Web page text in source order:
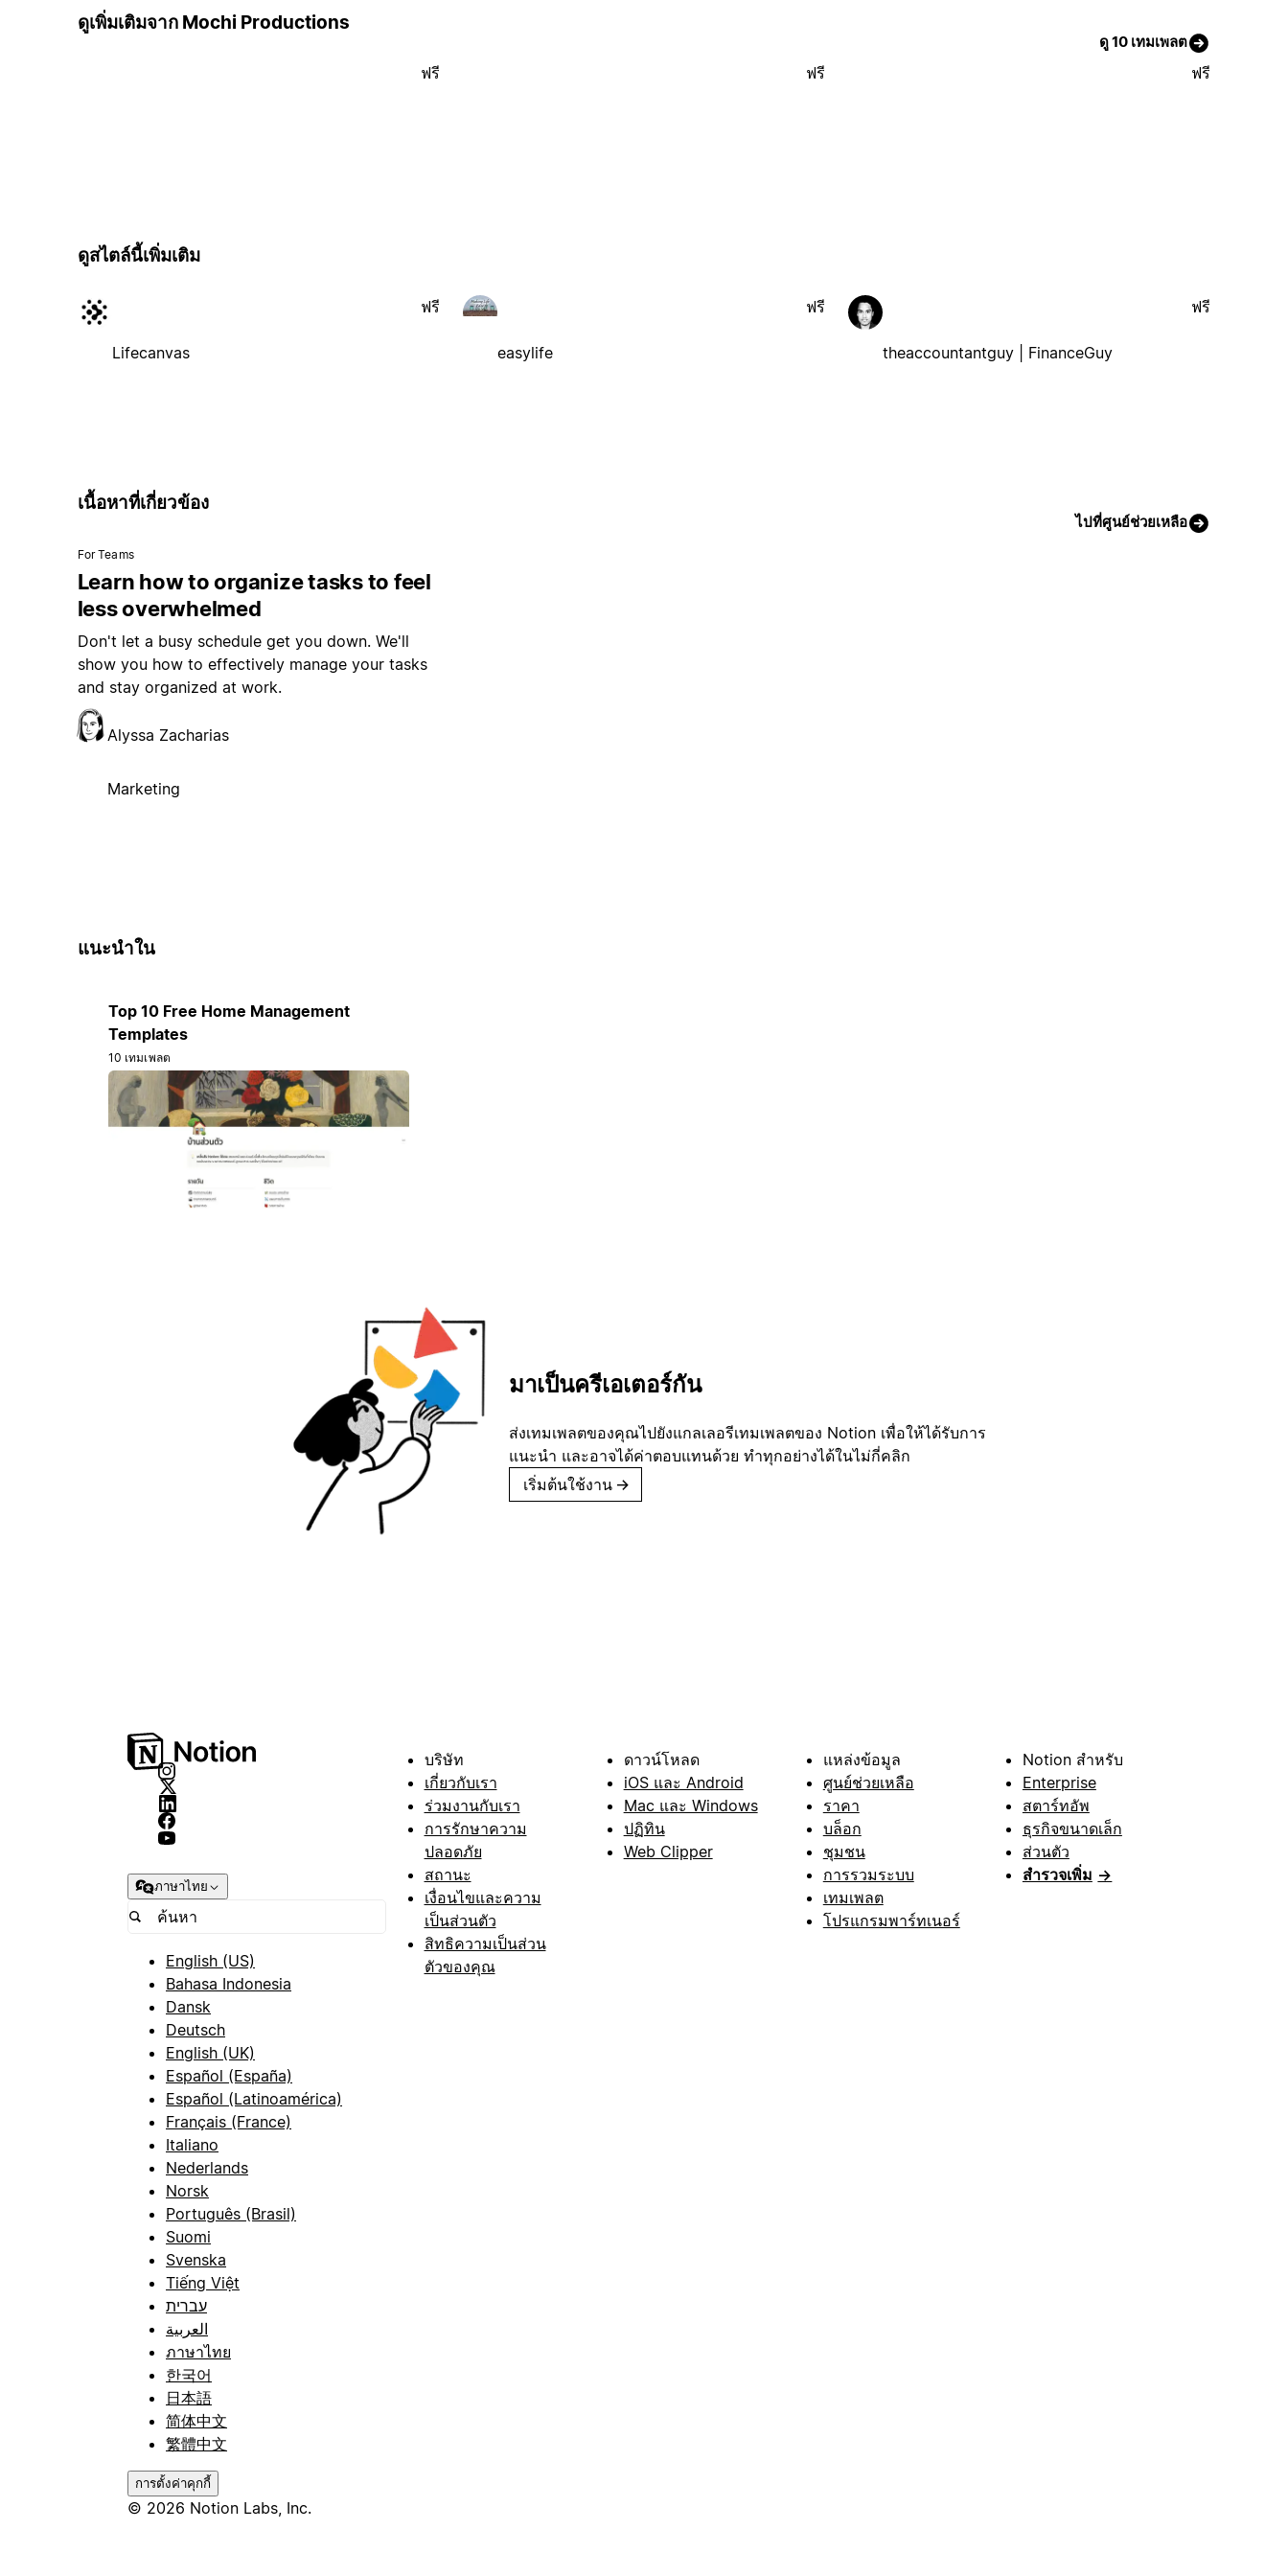
ดูเพิ่มเติมจาก Mochi Productions
ดู 10 เทมเพลต
ฟรี ฟรี ฟรี
ดูสไตล์นี้เพิ่มเติม
Lifecanvas
ฟรี
easylife
ฟรี
theaccountantguy | FinanceGuy
ฟรี
เนื้อหาที่เกี่ยวข้อง
ไปที่ศูนย์ช่วยเหลือ
For Teams
Learn how to organize tasks to feel
less overwhelmed
Don't let a busy schedule get you down. We'll
show you how to effectively manage your tasks
and stay organized at work.
Alyssa Zacharias
Marketing
แนะนำใน
Top 10 Free Home Management
Templates
10 เทมเพลต
มาเป็นครีเอเตอร์กัน
ส่งเทมเพลตของคุณไปยังแกลเลอรีเทมเพลตของ Notion เพื่อให้ได้รับการ
แนะนำ และอาจได้ค่าตอบแทนด้วย ทำทุกอย่างได้ในไม่กี่คลิก
เริ่มต้นใช้งาน →
ภาษาไทย
English (US)
Bahasa Indonesia
Dansk
Deutsch
English (UK)
Español (España)
Español (Latinoamérica)
Français (France)
Italiano
Nederlands
Norsk
Português (Brasil)
Suomi
Svenska
Tiếng Việt
עברית
العربية
ภาษาไทย
한국어
日本語
简体中文
繁體中文
การตั้งค่าคุกกี้
© 2026 Notion Labs, Inc.
บริษัท
เกี่ยวกับเรา
ร่วมงานกับเรา
การรักษาความ
ปลอดภัย
สถานะ
เงื่อนไขและความ
เป็นส่วนตัว
สิทธิความเป็นส่วน
ตัวของคุณ
ดาวน์โหลด
iOS และ Android
Mac และ Windows
ปฏิทิน
Web Clipper
แหล่งข้อมูล
ศูนย์ช่วยเหลือ
ราคา
บล็อก
ชุมชน
การรวมระบบ
เทมเพลต
โปรแกรมพาร์ทเนอร์
Notion สำหรับ
Enterprise
สตาร์ทอัพ
ธุรกิจขนาดเล็ก
ส่วนตัว
สำรวจเพิ่ม →